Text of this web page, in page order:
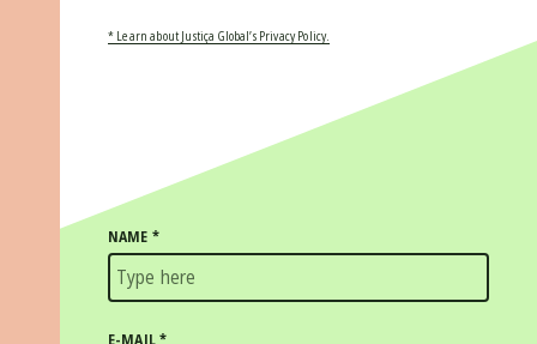
* Learn about Justiça Global’s Privacy Policy.
NAME *
E-MAIL*